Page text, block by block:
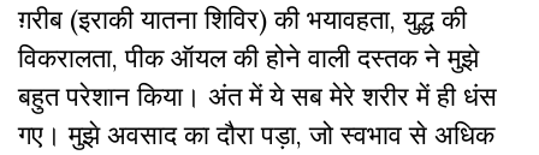
ग़रीब (इराकी यातना शिविर) की भयावहता, युद्ध की
विकरालता, पीक ऑयल की होने वाली दस्तक ने मुझे
बहुत परेशान किया। अंत में ये सब मेरे शरीर में ही धंस
गए। मुझे अवसाद का दौरा पड़ा, जो स्वभाव से अधिक